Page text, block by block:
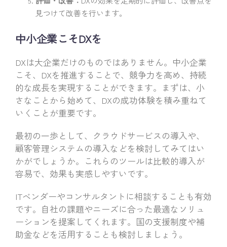
見つけて改善を行います。
中小企業こそDXを
DXは大企業だけのものではありません。中小企業
こそ、DXを推進することで、競争力を高め、持続
的な成長を実現することができます。まずは、小
さなことから始めて、DXの成功体験を積み重ねて
いくことが重要です。
最初の一歩として、クラウドサービスの導入や、
顧客管理システムの導入などを検討してみてはい
かがでしょうか。これらのツールは比較的導入が
容易で、効果も実感しやすいです。
ITベンダーやコンサルタントに相談することも有効
です。自社の課題やニーズに合った最適なソリュ
ーションを提案してくれます。国の支援制度や補
助金などを活用することも検討しましょう。